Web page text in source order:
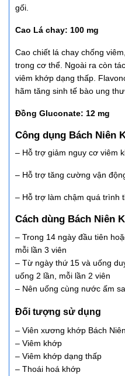
gối.
Cao Lá chay: 100 mg
Cao chiết lá chay chống
trong cơ thể. Ngoài ra còn
viêm khớp dạng thấp.
hãm tăng sinh tế bào ung
Đồng Gluconate: 12 mg
Công dụng Bách Niên
– Hỗ trợ giảm nguy cơ viêm
– Hỗ trợ tăng cường vận
– Hỗ trợ làm chậm quá trình
Cách dùng Bách Niên
– Trong 14 ngày đầu tiên
mỗi lần 3 viên
– Từ ngày thứ 15 và uống
uống 2 lần, mỗi lần 2 viên
– Nên uống cùng nước ấm
Đối tượng sử dụng
– Viên xương khớp Bách
– Viêm khớp
– Viêm khớp dạng thấp
– Thoái hoá khớp